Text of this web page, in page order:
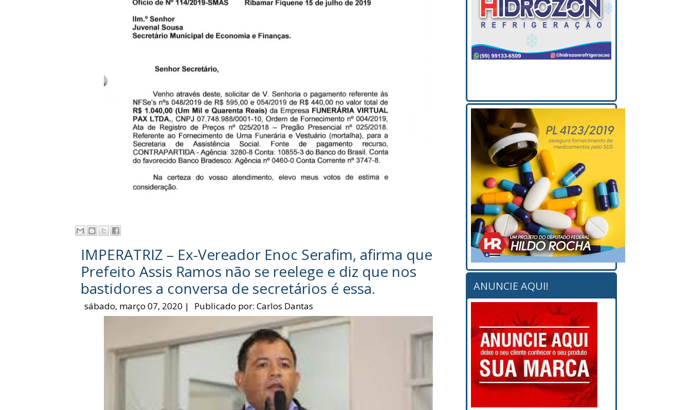
IMPERATRIZ – Ex-Vereador Enoc Serafim, afirma que
Prefeito Assis Ramos não se reelege e diz que nos
bastidores a conversa de secretários é essa.
sábado, março 07, 2020 | Publicado por: Carlos Dantas
ANUNCIE AQUI!